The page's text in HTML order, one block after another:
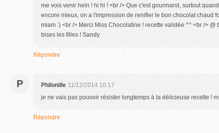
me vois venir hein ! hi hi ! <br /> Que c'est gourmand, surtout
encore mieux, on a l'impression de renifler le bon chocolat chaud
miam :) <br /> Merci Miss Chocolatine ! recette validée ^^ <br /> @
bises les filles ! Sandy
Répondre
P Philonille 11/12/2014 10:17
je ne vais pas pouvoir résister longtemps à ta délicieuse recette !
Répondre